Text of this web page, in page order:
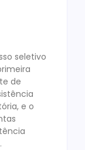
seletivo
de
e o